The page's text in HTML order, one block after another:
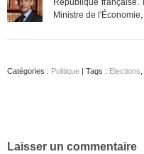
République française.
Ministre de
Catégories : Politique | Tags : Elections
Laisser un commentaire